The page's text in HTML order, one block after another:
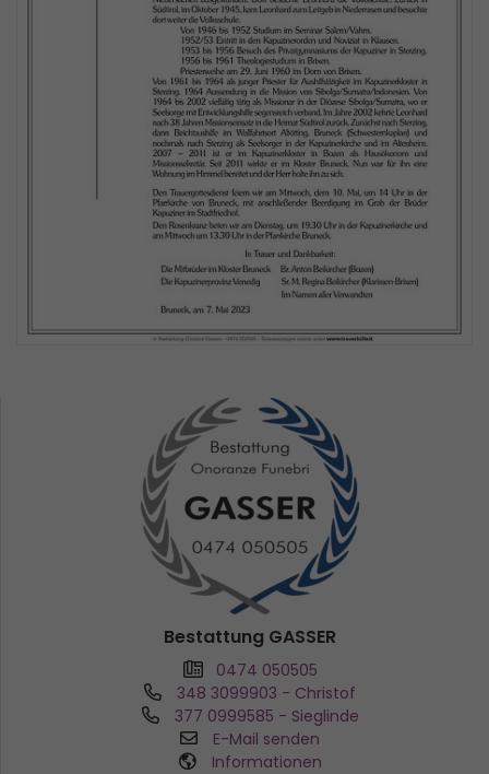
Bestattung GASSER
0474 050505
348 3099903 - Christof
377 0999585 - Sieglinde
E-Mail senden
Informationen